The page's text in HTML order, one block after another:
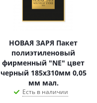
НОВАЯ ЗАРЯ Пакет
полиэтиленовый
фирменный "NE" цвет
черный 185х310мм 0,05
мм мал.
Есть в наличии